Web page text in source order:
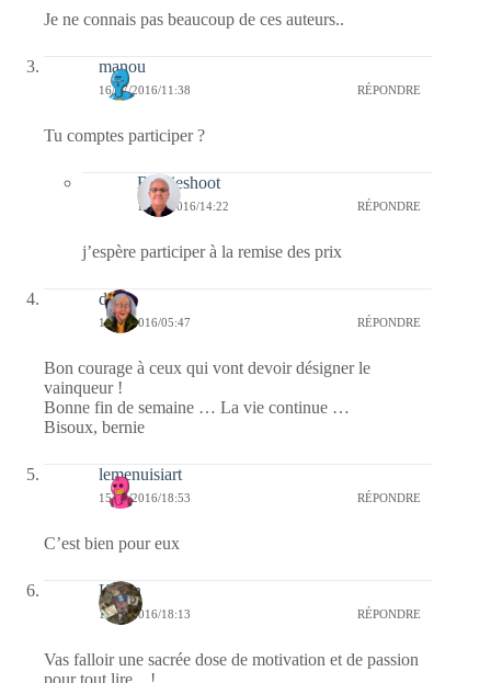
Je ne connais pas beaucoup de ces auteurs..
manou
16/07/2016/11:38 RÉPONDRE
Tu comptes participer ?
Bernieshoot
16/07/2016/14:22 RÉPONDRE
j’espère participer à la remise des prix
dom
16/07/2016/05:47 RÉPONDRE
Bon courage à ceux qui vont devoir désigner le
vainqueur !
Bonne fin de semaine … La vie continue …
Bisoux, bernie
lemenuisiart
15/07/2016/18:53 RÉPONDRE
C’est bien pour eux
Kévin
15/07/2016/18:13 RÉPONDRE
Vas falloir une sacrée dose de motivation et de passion
pour tout lire…!